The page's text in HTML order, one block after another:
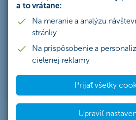
a to vrátane:
Na meranie a analýzu
stránky
Na prispôsobenie a
cielenej reklamy
Prijať všetky
Upraviť
Získajte ucelený prehľad, aby
jednoduchý návod, ktorý vám
v investovaní.
Chcem e-book